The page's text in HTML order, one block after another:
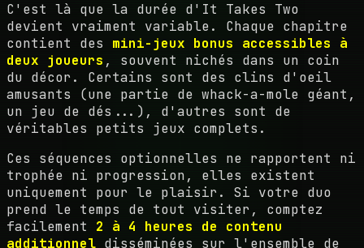
C'est là que la durée d'It Takes Two
devient vraiment variable. Chaque chapitre
contient des mini-jeux bonus accessibles à
deux joueurs , souvent nichés dans un coin
du décor. Certains sont des clins d'oeil
amusants (une partie de whack-a-mole géant,
un jeu de dés...), d'autres sont de
véritables petits jeux complets.
Ces séquences optionnelles ne rapportent ni
trophée ni progression, elles existent
uniquement pour le plaisir. Si votre duo
prend le temps de tout visiter, comptez
facilement 2 à 4 heures de contenu
additionnel disséminées sur l'ensemble de